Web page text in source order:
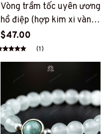
Vòng trầm tốc uyên ương
hồ điệp (hợp kim xi vàng)
(PT127)
$47.00
(1)